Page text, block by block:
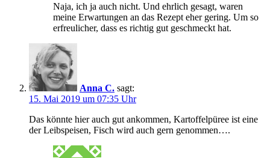
Naja, ich ja auch nicht. Und ehrlich gesagt, waren
meine Erwartungen an das Rezept eher gering. Um so
erfreulicher, dass es richtig gut geschmeckt hat.
Anna C. sagt:
15. Mai 2019 um 07:35 Uhr
Das könnte hier auch gut ankommen, Kartoffelpüree ist eine
der Leibspeisen, Fisch wird auch gern genommen….